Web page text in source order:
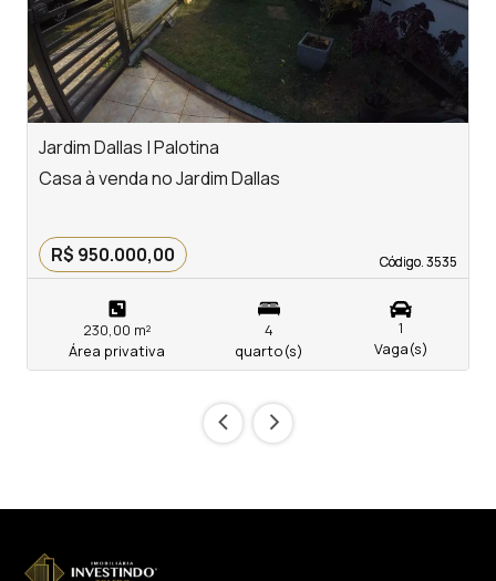
Jardim Dallas | Palotina
Código. 3535
Código. 3535
Casa à venda no Jardim Dallas
R$ 950.000,00
230,00 m²
Área privativa
4
quarto(s)
1
Vaga(s)
‹ ›